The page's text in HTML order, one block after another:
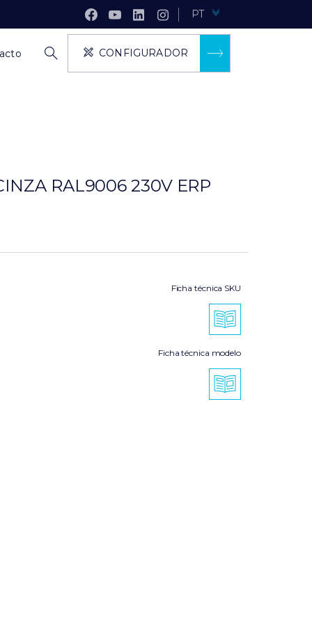
PT
CONFIGURADOR
RAL9006 230V ERP
Ficha técnica SKU
Ficha técnica modelo